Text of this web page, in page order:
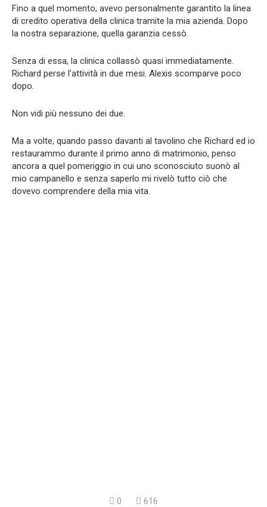
Fino a quel momento, avevo personalmente garantito la linea
di credito operativa della clinica tramite la mia azienda. Dopo
la nostra separazione, quella garanzia cessò.
Senza di essa, la clinica collassò quasi immediatamente.
Richard perse l’attività in due mesi. Alexis scomparve poco
dopo.
Non vidi più nessuno dei due.
Ma a volte, quando passo davanti al tavolino che Richard ed io
restaurammo durante il primo anno di matrimonio, penso
ancora a quel pomeriggio in cui uno sconosciuto suonò al
mio campanello e senza saperlo mi rivelò tutto ciò che
dovevo comprendere della mia vita.
0 616